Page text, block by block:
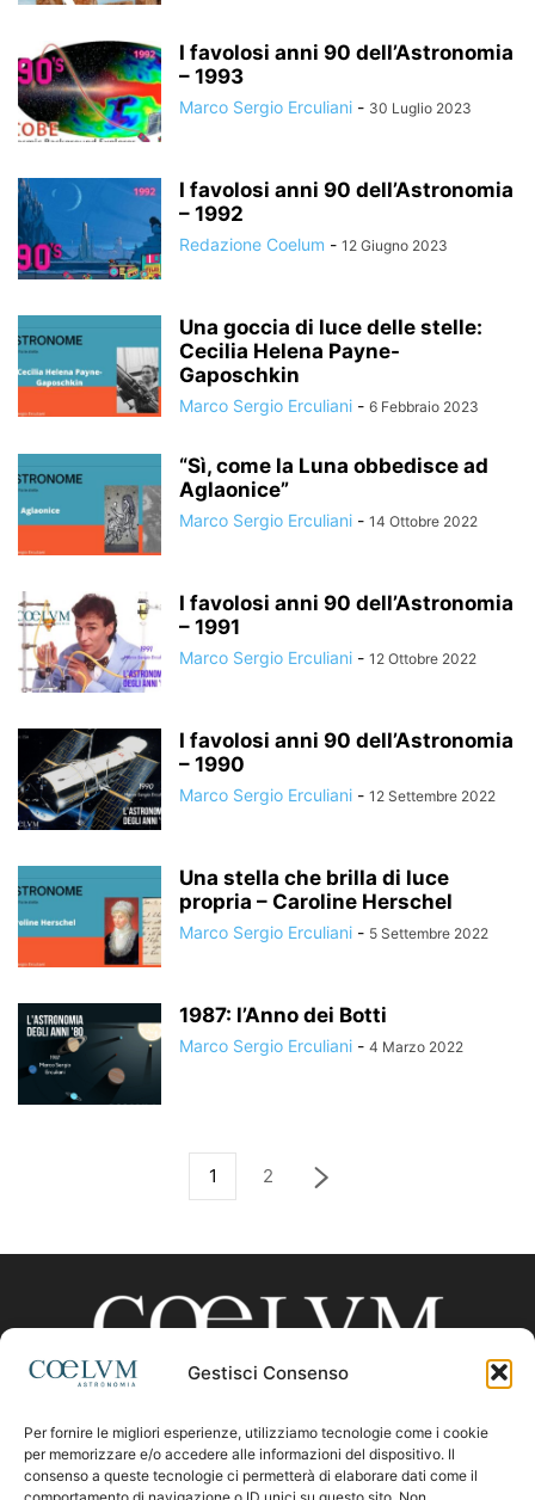
Gestisci Consenso
Per fornire le migliori esperienze, utilizziamo tecnologie come i cookie
per memorizzare e/o accedere alle informazioni del dispositivo. Il
consenso a queste tecnologie ci permetterà di elaborare dati come il
I favolosi anni 90 dell’Astronomia
– 1993
Marco Sergio Erculiani - 30 Luglio 2023
I favolosi anni 90 dell’Astronomia
– 1992
Redazione Coelum - 12 Giugno 2023
Una goccia di luce delle stelle:
Cecilia Helena Payne-
Gaposchkin
Marco Sergio Erculiani - 6 Febbraio 2023
“Sì, come la Luna obbedisce ad
Aglaonice”
Marco Sergio Erculiani - 14 Ottobre 2022
I favolosi anni 90 dell’Astronomia
– 1991
Marco Sergio Erculiani - 12 Ottobre 2022
I favolosi anni 90 dell’Astronomia
– 1990
Marco Sergio Erculiani - 12 Settembre 2022
Una stella che brilla di luce
propria – Caroline Herschel
Marco Sergio Erculiani - 5 Settembre 2022
1987: l’Anno dei Botti
Marco Sergio Erculiani - 4 Marzo 2022
1 2
CHI SIAMO